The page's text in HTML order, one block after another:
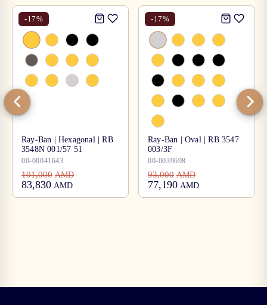
-17%
Ray-Ban | Hexagonal | RB
3548N 001/57 51
00-00041643
101,000 AMD
83,830 AMD
-17%
Ray-Ban | Oval | RB 3547
003/3F
00-0039698
93,000 AMD
77,190 AMD